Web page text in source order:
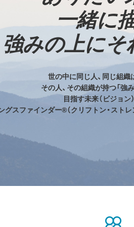
一緒に
強みの上にそ
世の中に同じ人、同じ組織
その人、その組織が持つ「強
目指す未来（ビジョン
グスファインダー®（クリフトン・スト